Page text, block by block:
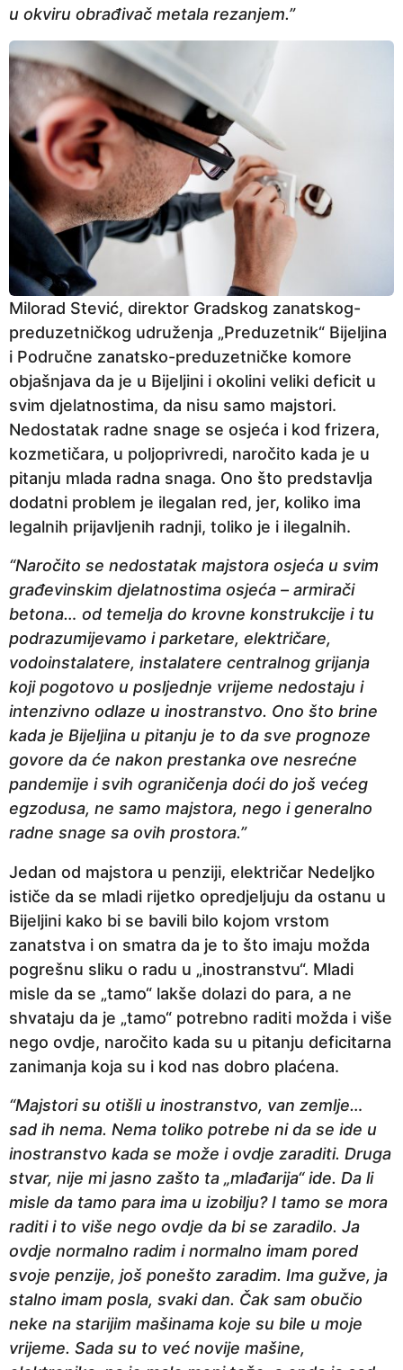
u okviru obrađivač metala rezanjem.”
Milorad Stević, direktor Gradskog zanatskog-
preduzetničkog udruženja „Preduzetnik“ Bijeljina
i Područne zanatsko-preduzetničke komore
objašnjava da je u Bijeljini i okolini veliki deficit u
svim djelatnostima, da nisu samo majstori.
Nedostatak radne snage se osjeća i kod frizera,
kozmetičara, u poljoprivredi, naročito kada je u
pitanju mlada radna snaga. Ono što predstavlja
dodatni problem je ilegalan red, jer, koliko ima
legalnih prijavljenih radnji, toliko je i ilegalnih.
“Naročito se nedostatak majstora osjeća u svim
građevinskim djelatnostima osjeća – armirači
betona… od temelja do krovne konstrukcije i tu
podrazumijevamo i parketare, električare,
vodoinstalatere, instalatere centralnog grijanja
koji pogotovo u posljednje vrijeme nedostaju i
intenzivno odlaze u inostranstvo. Ono što brine
kada je Bijeljina u pitanju je to da sve prognoze
govore da će nakon prestanka ove nesrećne
pandemije i svih ograničenja doći do još većeg
egzodusa, ne samo majstora, nego i generalno
radne snage sa ovih prostora.”
Jedan od majstora u penziji, električar Nedeljko
ističe da se mladi rijetko opredjeljuju da ostanu u
Bijeljini kako bi se bavili bilo kojom vrstom
zanatstva i on smatra da je to što imaju možda
pogrešnu sliku o radu u „inostranstvu“. Mladi
misle da se „tamo“ lakše dolazi do para, a ne
shvataju da je „tamo“ potrebno raditi možda i više
nego ovdje, naročito kada su u pitanju deficitarna
zanimanja koja su i kod nas dobro plaćena.
“Majstori su otišli u inostranstvo, van zemlje…
sad ih nema. Nema toliko potrebe ni da se ide u
inostranstvo kada se može i ovdje zaraditi. Druga
stvar, nije mi jasno zašto ta „mlađarija“ ide. Da li
misle da tamo para ima u izobilju? I tamo se mora
raditi i to više nego ovdje da bi se zaradilo. Ja
ovdje normalno radim i normalno imam pored
svoje penzije, još ponešto zaradim. Ima gužve, ja
stalno imam posla, svaki dan. Čak sam obučio
neke na starijim mašinama koje su bile u moje
vrijeme. Sada su to već novije mašine,